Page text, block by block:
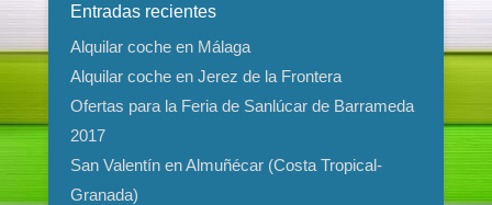
Entradas recientes
Alquilar coche en Málaga
Alquilar coche en Jerez de la Frontera
Ofertas para la Feria de Sanlúcar de Barrameda
2017
San Valentín en Almuñécar (Costa Tropical-
Granada)